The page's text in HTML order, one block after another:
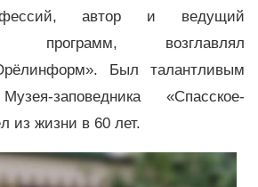
автор и ведущий
программ, возглавлял
Был талантливым
заповедника «Спасское-
из жизни в 60 лет.